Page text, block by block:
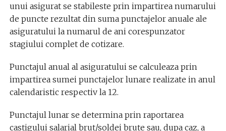
unui asigurat se stabileste prin impartirea numarului
de puncte rezultat din suma punctajelor anuale ale
asiguratului la numarul de ani corespunzator
stagiului complet de cotizare.
Punctajul anual al asiguratului se calculeaza prin
impartirea sumei punctajelor lunare realizate in anul
calendaristic respectiv la 12.
Punctajul lunar se determina prin raportarea
castigului salarial brut/soldei brute sau, dupa caz, a